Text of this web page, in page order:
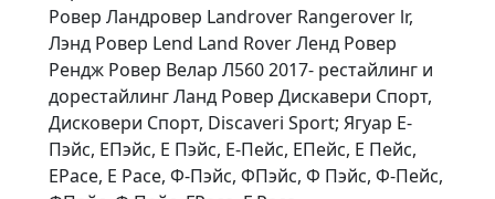
Ровер Ландровер Landrover Rangerover lr,
Лэнд Ровер Lend Land Rover Ленд Ровер
Рендж Ровер Велар Л560 2017- рестайлинг и
дорестайлинг Ланд Ровер Дискавери Спорт,
Дисковери Спорт, Discaveri Sport; Ягуар Е-
Пэйс, ЕПэйс, Е Пэйс, Е-Пейс, ЕПейс, Е Пейс,
EPace, E Pace, Ф-Пэйс, ФПэйс, Ф Пэйс, Ф-Пейс,